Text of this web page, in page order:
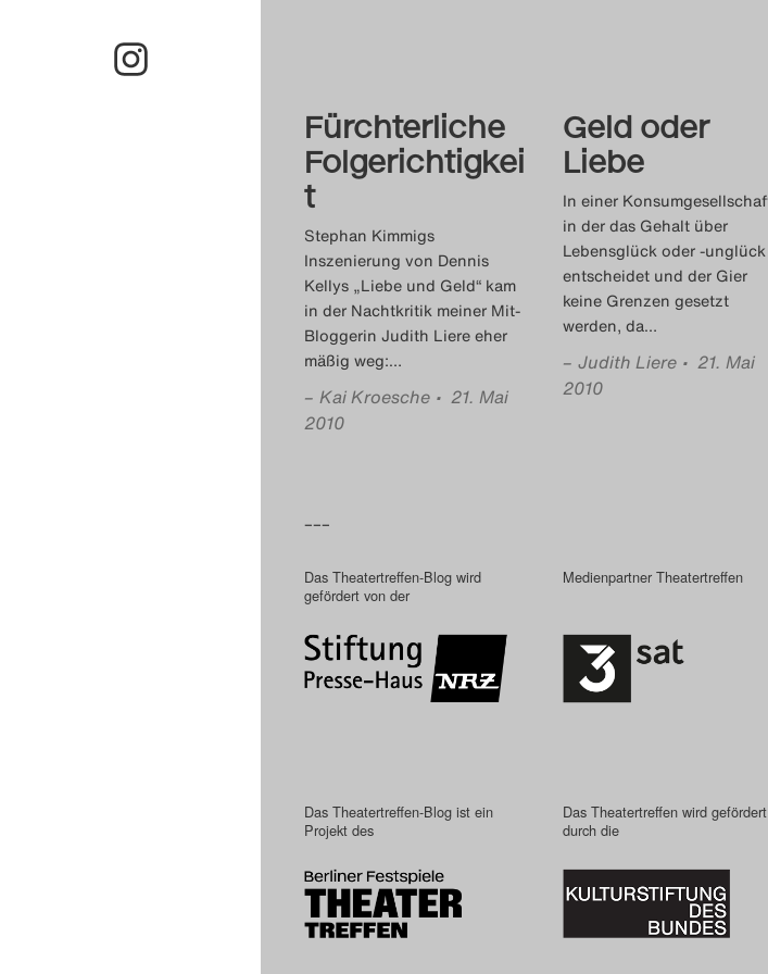
Fürchterliche
Folgerichtigkei
t
Stephan Kimmigs
Inszenierung von Dennis
Kellys „Liebe und Geld“ kam
in der Nachtkritik meiner Mit-
Bloggerin Judith Liere eher
mäßig weg:…
– Kai Kroesche • 21. Mai
2010
Geld oder
Liebe
In einer
in der das Gehalt über
Lebensglück oder -unglück
entscheidet und der Gier
keine Grenzen gesetzt
werden, da…
– Judith Liere • 21. Mai
2010
–––
Das Theatertreffen-Blog wird
gefördert von der
Medienpartner Theatertreffen
Das Theatertreffen-Blog ist ein
Projekt des
Das Theatertreffen wird gefördert
durch die